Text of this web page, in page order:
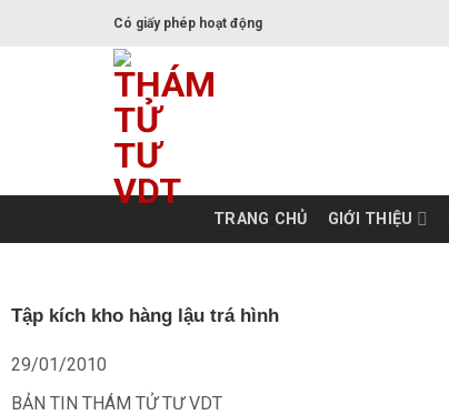
Có giấy phép hoạt động
TRANG CHỦ GIỚI THIỆU
Tập kích kho hàng lậu trá hình
29/01/2010
BẢN TIN THÁM TỬ TƯ VDT